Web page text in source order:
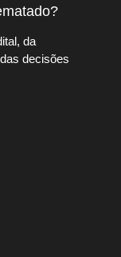
da
decisões